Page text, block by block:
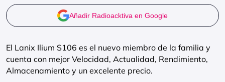
Añadir Radioacktiva en Google
El Lanix Ilium S106 es el nuevo miembro de la familia y
cuenta con mejor Velocidad, Actualidad, Rendimiento,
Almacenamiento y un excelente precio.